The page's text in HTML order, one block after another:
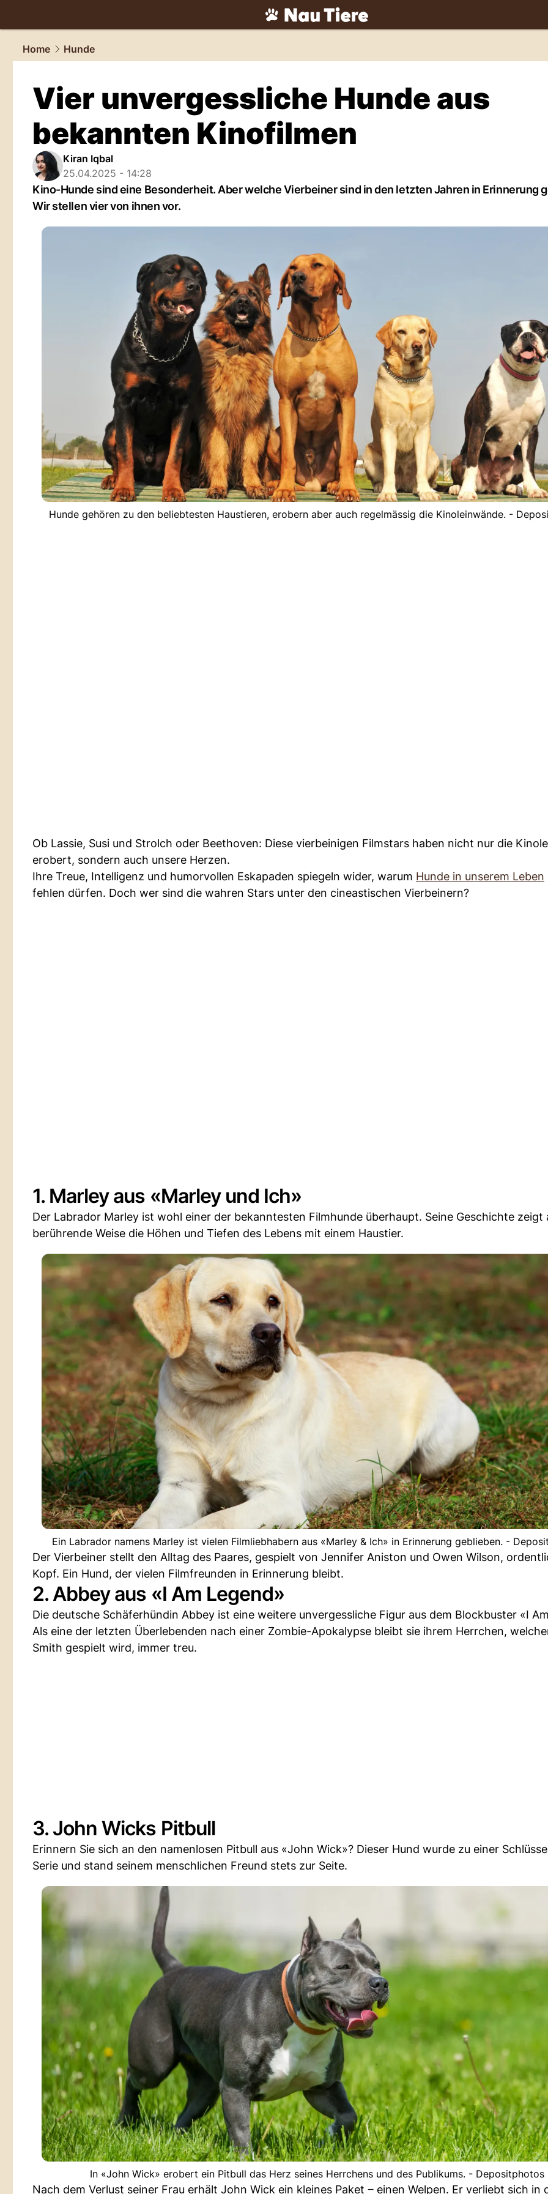
tiere.NAU.ch
Home
Hunde
Vier unvergessliche Hunde aus
bekannten Kinofilmen
Kiran Iqbal
25.04.2025 - 14:28
Kino-Hunde sind eine Besonderheit. Aber welche Vierbeiner sind in den letzten Jahren in Erinnerung
Wir stellen vier von ihnen vor.
Hunde gehören zu den beliebtesten Haustieren, erobern aber auch regelmässig die Kinoleinwände. -
Ob Lassie, Susi und Strolch oder Beethoven: Diese vierbeinigen Filmstars haben nicht nur die
erobert, sondern auch unsere Herzen.
Ihre Treue, Intelligenz und humorvollen Eskapaden spiegeln wider, warum Hunde in unserem Leben
fehlen dürfen. Doch wer sind die wahren Stars unter den cineastischen Vierbeinern?
1. Marley aus «Marley und Ich»
Der Labrador Marley ist wohl einer der bekanntesten Filmhunde überhaupt. Seine Geschichte zeigt
berührende Weise die Höhen und Tiefen des Lebens mit einem Haustier.
Ein Labrador namens Marley ist vielen Filmliebhabern aus «Marley & Ich» in Erinnerung geblieben. -
Der Vierbeiner stellt den Alltag des Paares, gespielt von Jennifer Aniston und Owen Wilson,
Kopf. Ein Hund, der vielen Filmfreunden in Erinnerung bleibt.
2. Abbey aus «I Am Legend»
Die deutsche Schäferhündin Abbey ist eine weitere unvergessliche Figur aus dem Blockbuster «I
Als eine der letzten Überlebenden nach einer Zombie-Apokalypse bleibt sie ihrem Herrchen,
Smith gespielt wird, immer treu.
3. John Wicks Pitbull
Erinnern Sie sich an den namenlosen Pitbull aus «John Wick»? Dieser Hund wurde zu einer
Serie und stand seinem menschlichen Freund stets zur Seite.
In «John Wick» erobert ein Pitbull das Herz seines Herrchens und des Publikums. - Depositphotos
Nach dem Verlust seiner Frau erhält John Wick ein kleines Paket ‒ einen Welpen. Er verliebt sich in